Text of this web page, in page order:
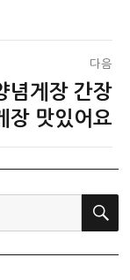
다음
념게장 간장
장 맛있어요
검